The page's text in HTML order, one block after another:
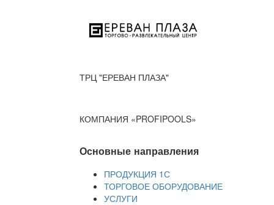
ТРЦ "ЕРЕВАН ПЛАЗА"
КОМПАНИЯ «PROFIPOOLS»
Основные направления
ПРОДУКЦИЯ 1С
ТОРГОВОЕ ОБОРУДОВАНИЕ
УСЛУГИ